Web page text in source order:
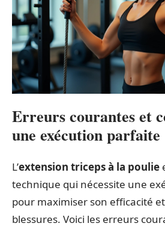
Erreurs courantes et
une exécution parfaite
L’extension triceps à la poulie
technique qui nécessite une
pour maximiser son efficacité
blessures. Voici les erreurs